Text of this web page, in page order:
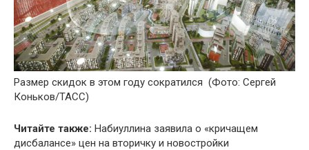
Размер скидок в этом году сократился (Фото: Сергей
Коньков/ТАСС)
Читайте также: Набиуллина заявила о «кричащем
дисбалансе» цен на вторичку и новостройки